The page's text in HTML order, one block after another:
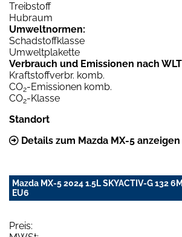
Treibstoff
Hubraum
Umweltnormen:
Schadstoffklasse
Umweltplakette
Verbrauch und Emissionen nach
Kraftstoffverbr. komb.
CO2-Emissionen komb.
CO2-Klasse
Standort
Details zum Mazda MX-5 anzeigen
Mazda MX-5 2024 1.5L SKYACTIV-G 132
EU6
Preis: